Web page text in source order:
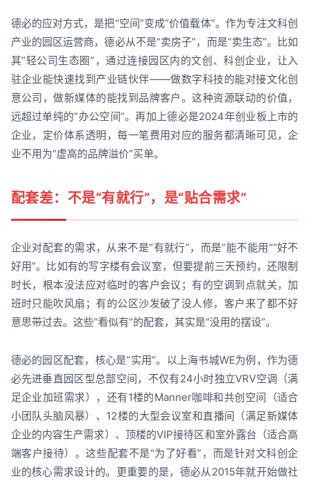
德必的应对方式，是把“空间”变成“价值载体”。作为专注文科创
产业的园区运营商，德必从不是“卖房子”，而是“卖生态”。比如
其“轻公司生态圈”，通过连接园区内的文创、科创企业，让入
驻企业能快速找到产业链伙伴——做数字科技的能对接文化创
意公司，做新媒体的能找到品牌客户。这种资源联动的价值，
远超过单纯的“办公空间”。再加上德必是2024年创业板上市的
企业，定价体系透明，每一笔费用对应的服务都清晰可见，企
业不用为“虚高的品牌溢价”买单。
配套差：不是“有就行”，是“贴合需求”
企业对配套的需求，从来不是“有就行”，而是“能不能用”“好不
好用”。比如有的写字楼有会议室，但要提前三天预约，还限制
时长，根本没法应对临时的客户会议；有的空调到点就关，加
班时只能吹风扇；有的公区沙发破了没人修，客户来了都不好
意思带过去。这些“看似有”的配套，其实是“没用的摆设”。
德必的园区配套，核心是“实用”。以上海书城WE为例，作为德
必先进垂直园区型总部空间，不仅有24小时独立VRV空调（满
足企业加班需求），还有1楼的Manner咖啡和共创空间（适合
小团队头脑风暴）、12楼的大型会议室和直播间（满足新媒体
企业的内容生产需求）、顶楼的VIP接待区和室外露台（适合高
端客户接待）。这些配套不是“为了好看”，而是针对文科创企
业的核心需求设计的。更重要的是，德必从2015年就开始做社